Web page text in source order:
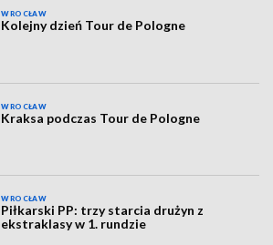
WROCŁAW
Kolejny dzień Tour de Pologne
WROCŁAW
Kraksa podczas Tour de Pologne
WROCŁAW
Piłkarski PP: trzy starcia drużyn z
ekstraklasy w 1. rundzie